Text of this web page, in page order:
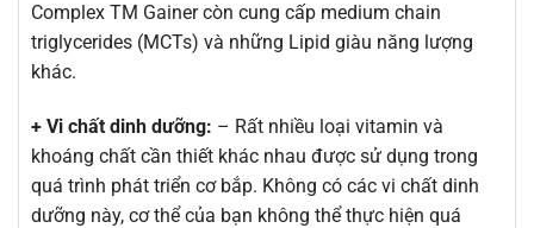
Complex TM Gainer còn cung cấp medium chain
triglycerides (MCTs) và những Lipid giàu năng lượng
khác.
+ Vi chất dinh dưỡng: – Rất nhiều loại vitamin và
khoáng chất cần thiết khác nhau được sử dụng trong
quá trình phát triển cơ bắp. Không có các vi chất dinh
dưỡng này, cơ thể của bạn không thể thực hiện quá